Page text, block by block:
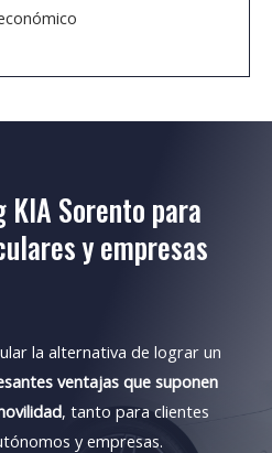
Sorento para
y empresas
la alternativa de lograr un
ventajas que suponen
, tanto para clientes
y empresas.